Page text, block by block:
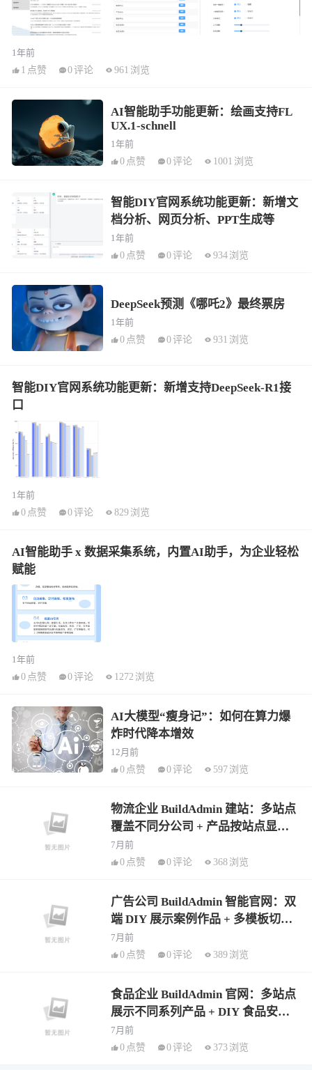
1年前
1 点赞 0评论 961 浏览
AI智能助手功能更新：绘画支持FL
UX.1-schnell
1年前
0 点赞 0评论 1001 浏览
智能DIY官网系统功能更新：新增文
档分析、网页分析、PPT生成等
1年前
0 点赞 0评论 934 浏览
DeepSeek预测《哪吒2》最终票房
1年前
0 点赞 0评论 931 浏览
智能DIY官网系统功能更新：新增支持DeepSeek-R1接
口
1年前
0 点赞 0评论 829 浏览
AI智能助手 x 数据采集系统，内置AI助手，为企业轻松
赋能
1年前
0 点赞 0评论 1272 浏览
AI大模型“瘦身记”：如何在算力爆
炸时代降本增效
12月前
0 点赞 0评论 597 浏览
物流企业 BuildAdmin 建站：多站点
覆盖不同分公司 + 产品按站点显示
物流线路 + AI 物流知识文章
7月前
0 点赞 0评论 368 浏览
广告公司 BuildAdmin 智能官网：双
端 DIY 展示案例作品 + 多模板切换
品牌风格 + AI 行业资讯批量生成
7月前
0 点赞 0评论 389 浏览
食品企业 BuildAdmin 官网：多站点
展示不同系列产品 + DIY 食品安全
板块 + AI 营养知识文章生成
7月前
0 点赞 0评论 373 浏览